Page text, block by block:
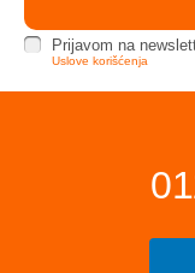
Prijavom na
Uslove korišćenja